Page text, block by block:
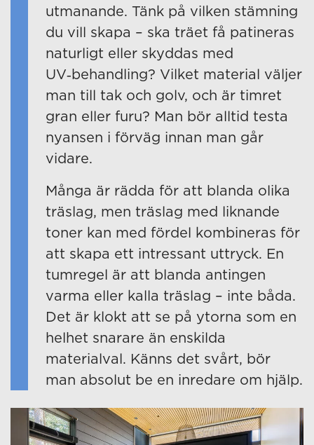
utmanande. Tänk på vilken stämning
du vill skapa – ska träet få patineras
naturligt eller skyddas med
UV‑behandling? Vilket material väljer
man till tak och golv, och är timret
gran eller furu? Man bör alltid testa
nyansen i förväg innan man går
vidare.
Många är rädda för att blanda olika
träslag, men träslag med liknande
toner kan med fördel kombineras för
att skapa ett intressant uttryck. En
tumregel är att blanda antingen
varma eller kalla träslag – inte båda.
Det är klokt att se på ytorna som en
helhet snarare än enskilda
materialval. Känns det svårt, bör
man absolut be en inredare om hjälp.